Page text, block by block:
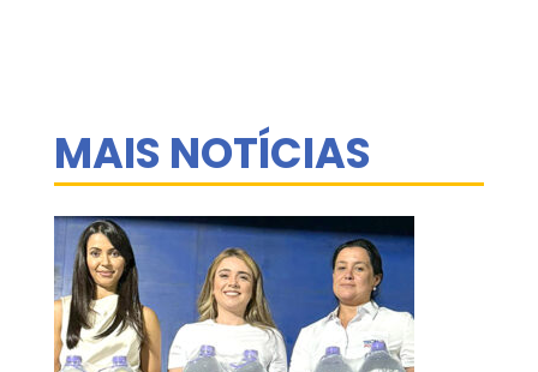
MAIS NOTÍCIAS